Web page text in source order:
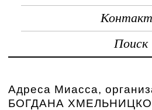
Поиск
Адреса Миасса,
БОГДАНА